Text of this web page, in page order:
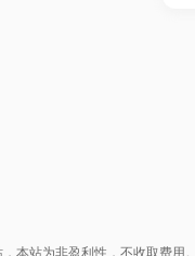
本站为非盈利性，不收取费用。